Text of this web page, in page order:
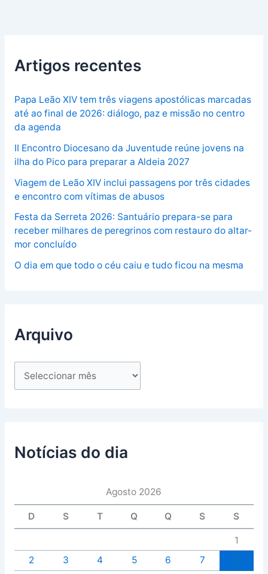
Artigos recentes
Papa Leão XIV tem três viagens apostólicas marcadas
até ao final de 2026: diálogo, paz e missão no centro
da agenda
II Encontro Diocesano da Juventude reúne jovens na
ilha do Pico para preparar a Aldeia 2027
Viagem de Leão XIV inclui passagens por três cidades
e encontro com vítimas de abusos
Festa da Serreta 2026: Santuário prepara-se para
receber milhares de peregrinos com restauro do altar-
mor concluído
O dia em que todo o céu caiu e tudo ficou na mesma
Arquivo
Notícias do dia
Agosto 2026
D S T Q Q S S
1
2
3 4 5 6 7